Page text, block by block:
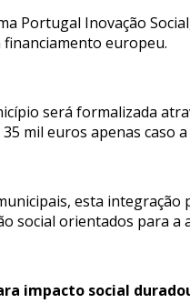
Portugal Inovação
europeu.
será formalizada
mil euros apenas caso
esta
social orientados para
impacto social